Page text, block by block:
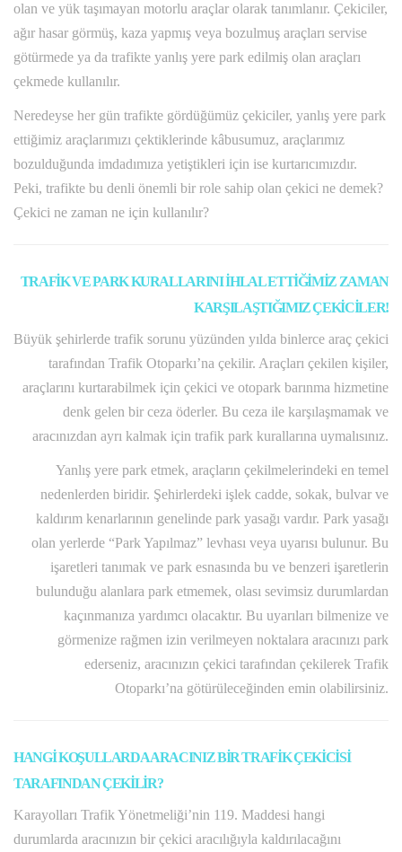
olan ve yük taşımayan motorlu araçlar olarak tanımlanır. Çekiciler,
ağır hasar görmüş, kaza yapmış veya bozulmuş araçları servise
götürmede ya da trafikte yanlış yere park edilmiş olan araçları
çekmede kullanılır.
Neredeyse her gün trafikte gördüğümüz çekiciler, yanlış yere park
ettiğimiz araçlarımızı çektiklerinde kâbusumuz, araçlarımız
bozulduğunda imdadımıza yetiştikleri için ise kurtarıcımızdır.
Peki, trafikte bu denli önemli bir role sahip olan çekici ne demek?
Çekici ne zaman ne için kullanılır?
TRAFİK VE PARK KURALLARINI İHLAL ETTİĞİMİZ ZAMAN
KARŞILAŞTIĞIMIZ ÇEKİCİLER!
Büyük şehirlerde trafik sorunu yüzünden yılda binlerce araç çekici
tarafından Trafik Otoparkı’na çekilir. Araçları çekilen kişiler,
araçlarını kurtarabilmek için çekici ve otopark barınma hizmetine
denk gelen bir ceza öderler. Bu ceza ile karşılaşmamak ve
aracınızdan ayrı kalmak için trafik park kurallarına uymalısınız.
Yanlış yere park etmek, araçların çekilmelerindeki en temel
nedenlerden biridir. Şehirlerdeki işlek cadde, sokak, bulvar ve
kaldırım kenarlarının genelinde park yasağı vardır. Park yasağı
olan yerlerde “Park Yapılmaz” levhası veya uyarısı bulunur. Bu
işaretleri tanımak ve park esnasında bu ve benzeri işaretlerin
bulunduğu alanlara park etmemek, olası sevimsiz durumlardan
kaçınmanıza yardımcı olacaktır. Bu uyarıları bilmenize ve
görmenize rağmen izin verilmeyen noktalara aracınızı park
ederseniz, aracınızın çekici tarafından çekilerek Trafik
Otoparkı’na götürüleceğinden emin olabilirsiniz.
HANGİ KOŞULLARDA ARACINIZ BİR TRAFİK ÇEKİCİSİ
TARAFINDAN ÇEKİLİR?
Karayolları Trafik Yönetmeliği’nin 119. Maddesi hangi
durumlarda aracınızın bir çekici aracılığıyla kaldırılacağını